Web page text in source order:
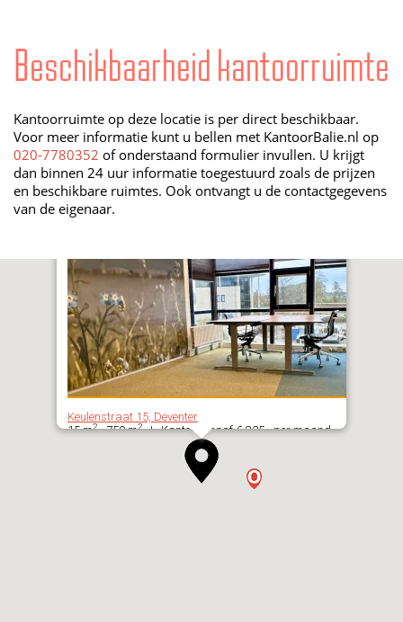
Beschikbaarheid kantoorruimte
Kantoorruimte op deze locatie is per direct beschikbaar.
Voor meer informatie kunt u bellen met KantoorBalie.nl op
020-7780352 of onderstaand formulier invullen. U krijgt
dan binnen 24 uur informatie toegestuurd zoals de prijzen
en beschikbare ruimtes. Ook ontvangt u de contactgegevens
van de eigenaar.
Keulenstraat 15, Deventer
15 m2- 759 m2| Kantoor vanaf € 325,- per maand